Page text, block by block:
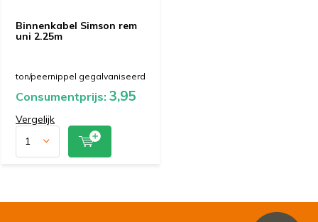
Binnenkabel Simson rem
uni 2.25m
ton/peernippel gegalvaniseerd
Consumentprijs: 3,95
Vergelijk